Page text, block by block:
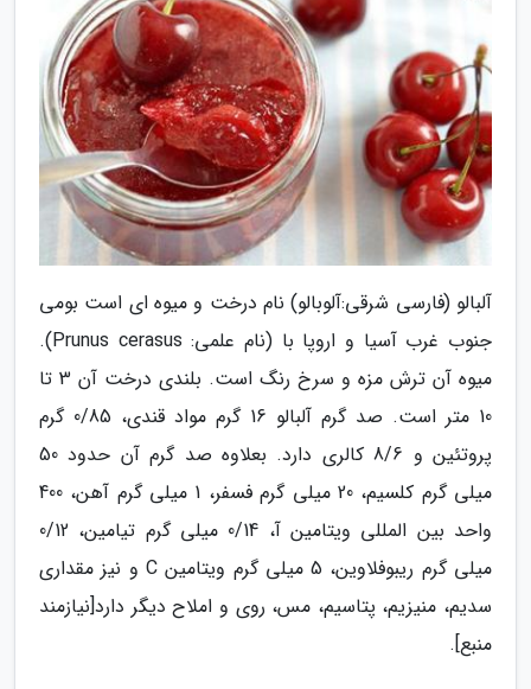
آلبالو (فارسی شرقی:آلوبالو) نام درخت و میوه ای است بومی
جنوب غرب آسیا و اروپا با (نام علمی: Prunus cerasus).
میوه آن ترش مزه و سرخ رنگ است. بلندی درخت آن 3 تا
10 متر است. صد گرم آلبالو 16 گرم مواد قندی، 0/85 گرم
پروتئین و 8/6 کالری دارد. بعلاوه صد گرم آن حدود 50
میلی گرم کلسیم، 20 میلی گرم فسفر، 1 میلی گرم آهن، 400
واحد بین المللی ویتامین آ، 0/14 میلی گرم تیامین، 0/12
میلی گرم ریبوفلاوین، 5 میلی گرم ویتامین C و نیز مقداری
سدیم، منیزیم، پتاسیم، مس، روی و املاح دیگر دارد[نیازمند
منبع].